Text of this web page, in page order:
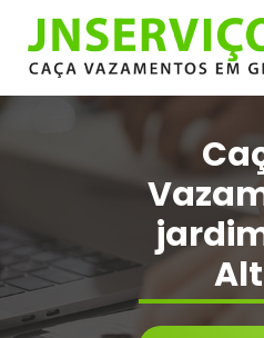
conteúdo
Reparos em Geral. Serviço de Caça